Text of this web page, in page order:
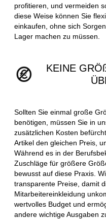
profitieren, und vermeiden
diese Weise können Sie
einkaufen, ohne sich
Lager machen zu müssen.
KEINE
Sollten Sie einmal große
benötigen, müssen Sie in
zusätzlichen Kosten
Artikel den gleichen Preis,
Während es in der
Zuschläge für größere
bewusst auf diese Praxis.
transparente Preise, damit
Mitarbeitereinkleidung
wertvolles Budget und
andere wichtige Ausgaben